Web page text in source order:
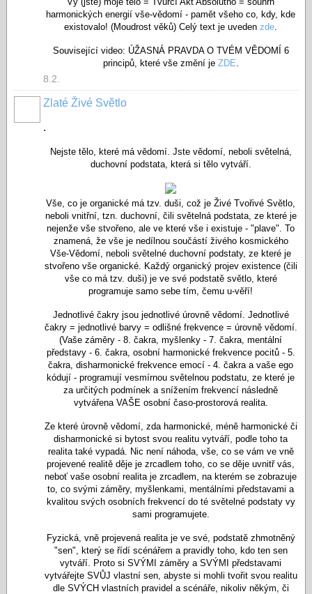
harmonických energií vše-vědomí - pamět všeho co, kdy, kde
existovalo! (Moudrost věků) Celý text je uveden zde.
Související video: ÚŽASNÁ PRAVDA O TVÉM VĚDOMÍ 6
principů, které vše změní je ZDE.
8.2.
Zlaté Živé Světlo
.
Nejste tělo, které má vědomí. Jste vědomí, neboli světelná,
duchovní podstata, která si tělo vytváří.
Vše, co je organické má tzv. duši, což je Živé Tvořivé Světlo,
neboli vnitřní, tzn. duchovní, čili světelná podstata, ze které je
nejenže vše stvořeno, ale ve které vše i existuje - "plave". To
znamená, že vše je nedílnou součástí živého kosmického
Vše-Vědomí, neboli světelné duchovní podstaty, ze které je
stvořeno vše organické. Každý organický projev existence (čili
vše co má tzv. duši) je ve své podstatě světlo, které
programuje samo sebe tím, čemu u-věří!
Jednotlivé čakry jsou jednotlivé úrovně vědomí. Jednotlivé
čakry = jednotlivé barvy = odlišné frekvence = úrovně vědomí.
(Vaše záměry - 8. čakra, myšlenky - 7. čakra, mentální
představy - 6. čakra, osobní harmonické frekvence pocitů - 5.
čakra, disharmonické frekvence emocí - 4. čakra a vaše ego
kódují - programují vesmírnou světelnou podstatu, ze které je
za určitých podmínek a snížením frekvencí následně
vytvářena VAŠE osobní časo-prostorová realita.
Ze které úrovně vědomí, zda harmonické, méně harmonické či
disharmonické si bytost svou realitu vytváří, podle toho ta
realita také vypadá. Nic není náhoda, vše, co se vám ve vně
projevené realitě děje je zrcadlem toho, co se děje uvnitř vás,
neboť vaše osobní realita je zrcadlem, na kterém se zobrazuje
to, co svými záměry, myšlenkami, mentálními představami a
kvalitou svých osobních frekvencí do té světelné podstaty vy
sami programujete.
Fyzická, vně projevená realita je ve své, podstatě zhmotněný
"sen", který se řídí scénářem a pravidly toho, kdo ten sen
vytváří. Proto si SVÝMI záměry a SVÝMI představami
vytvářejte SVŮJ vlastní sen, abyste si mohli tvořit svou realitu
dle SVÝCH vlastních pravidel a scénáře, nikoliv někým, či